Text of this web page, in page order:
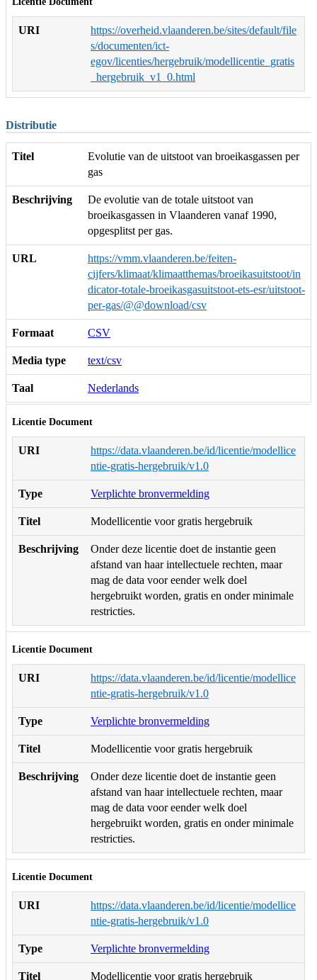
URI
https://overheid.vlaanderen.be/sites/default/file
s/documenten/ict-
egov/licenties/hergebruik/modellicentie_gratis
_hergebruik_v1_0.html
Distributie
Titel
Evolutie van de uitstoot van broeikasgassen per
gas
Beschrijving
De evolutie van de totale uitstoot van
broeikasgassen in Vlaanderen vanaf 1990,
opgesplitst per gas.
URL
https://vmm.vlaanderen.be/feiten-
cijfers/klimaat/klimaatthemas/broeikasuitstoot/in
dicator-totale-broeikasgasuitstoot-ets-esr/uitstoot-
per-gas/@@download/csv
Formaat CSV
Media type text/csv
Taal Nederlands
Licentie Document
URI
https://data.vlaanderen.be/id/licentie/modellice
ntie-gratis-hergebruik/v1.0
Type Verplichte bronvermelding
Titel Modellicentie voor gratis hergebruik
Beschrijving
Onder deze licentie doet de instantie geen
afstand van haar intellectuele rechten, maar
mag de data voor eender welk doel
hergebruikt worden, gratis en onder minimale
restricties.
Licentie Document
URI
https://data.vlaanderen.be/id/licentie/modellice
ntie-gratis-hergebruik/v1.0
Type Verplichte bronvermelding
Titel Modellicentie voor gratis hergebruik
Beschrijving
Onder deze licentie doet de instantie geen
afstand van haar intellectuele rechten, maar
mag de data voor eender welk doel
hergebruikt worden, gratis en onder minimale
restricties.
Licentie Document
URI
https://data.vlaanderen.be/id/licentie/modellice
ntie-gratis-hergebruik/v1.0
Type Verplichte bronvermelding
Titel Modellicentie voor gratis hergebruik